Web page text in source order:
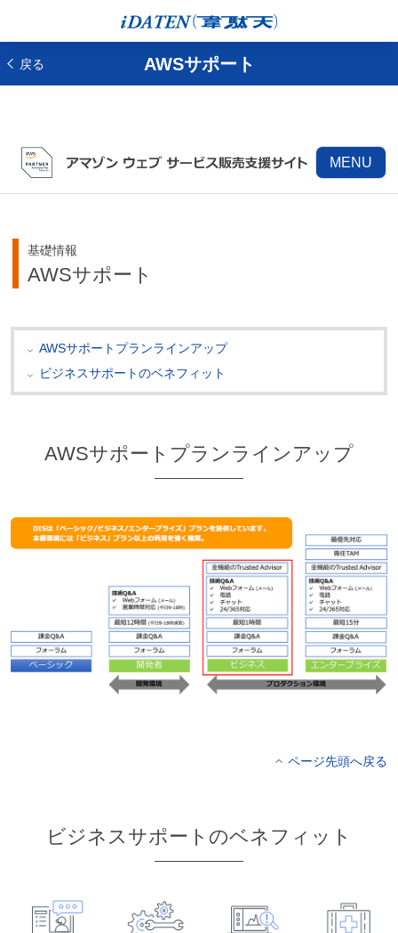
戻る AWSサポート
MENU
基礎情報
AWSサポート
AWSサポートプランラインアップ
ビジネスサポートのベネフィット
AWSサポートプランラインアップ
ページ先頭へ戻る
ビジネスサポートのベネフィット